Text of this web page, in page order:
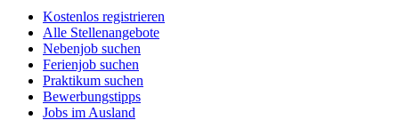
Kostenlos registrieren
Alle Stellenangebote
Nebenjob suchen
Ferienjob suchen
Praktikum suchen
Bewerbungstipps
Jobs im Ausland